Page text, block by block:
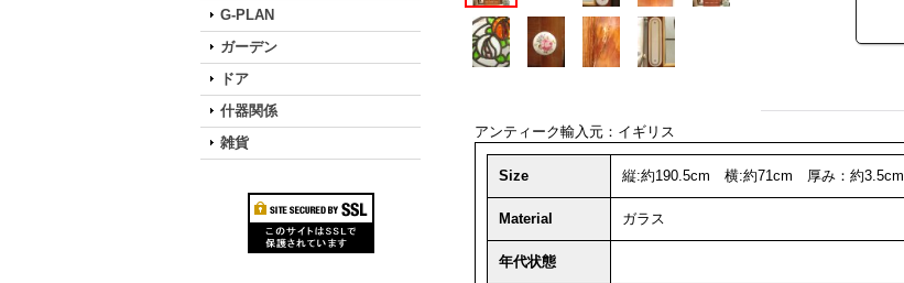
G-PLAN
ガーデン
ドア
什器関係
雑貨
アンティーク輸入元：イギリス
Size 縦:約190.5cm 横:約71cm 厚み：約3.5cm
Material ガラス
年代状態